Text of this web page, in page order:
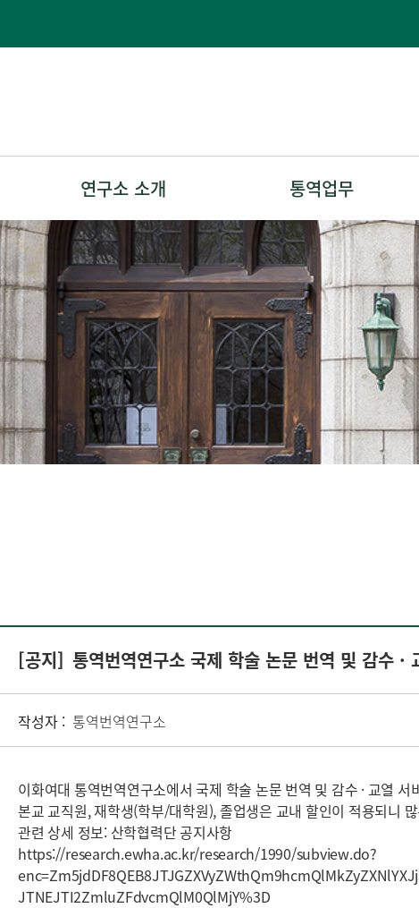
연구소 소개 통역업무
[공지] 통역번역연구소 국제 학술 논문 번역 및 감수 ·
작성자 : 통역번역연구소
이화여대 통역번역연구소에서 국제 학술 논문 번역 및 감수 · 교열
본교 교직원, 재학생(학부/대학원), 졸업생은 교내 할인이 적용되니
관련 상세 정보: 산학협력단 공지사항
https://research.ewha.ac.kr/research/1990/subview.do?
JTNEJTI2ZmluZFdvcmQlM0QlMjY%3D